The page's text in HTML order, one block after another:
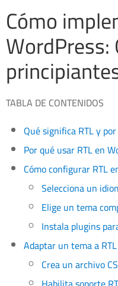
Cómo
WordPress:
TABLA DE CONTENIDOS
Qué significa RTL y
Por qué usar RTL en
Cómo configurar RTL
Selecciona un
Elige un tema
Instala plugins
Adaptar un tema a
Crea un archivo